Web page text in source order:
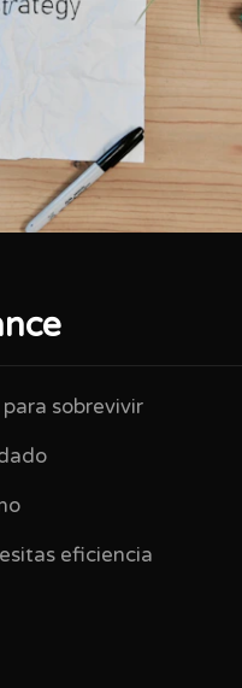
sobrevivir
eficiencia